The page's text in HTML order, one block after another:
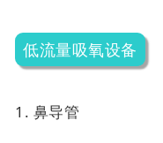
低流量吸氧设备
1. 鼻导管